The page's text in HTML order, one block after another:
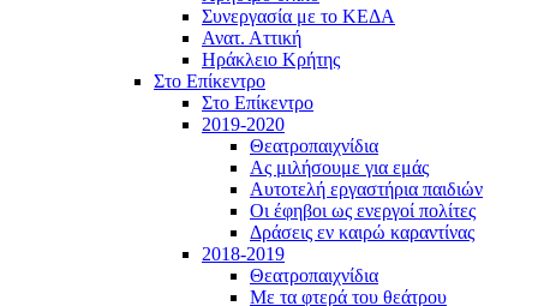
Συνεργασία με το ΚΕΔΑ
Ανατ. Αττική
Ηράκλειο Κρήτης
Στο Επίκεντρο
Στο Επίκεντρο
2019-2020
Θεατροπαιχνίδια
Ας μιλήσουμε για εμάς
Αυτοτελή εργαστήρια παιδιών
Οι έφηβοι ως ενεργοί πολίτες
Δράσεις εν καιρώ καραντίνας
2018-2019
Θεατροπαιχνίδια
Με τα φτερά του θεάτρου